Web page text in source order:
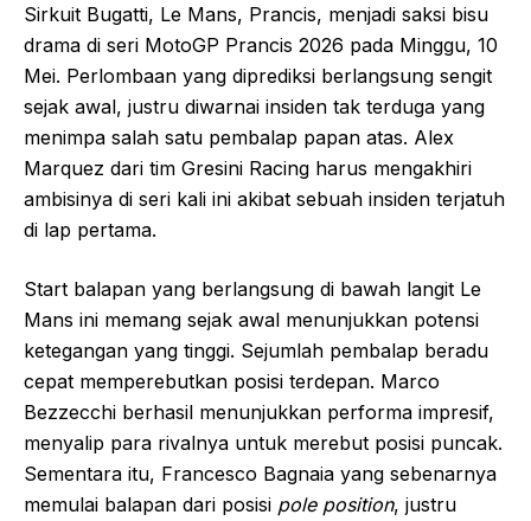
Sirkuit Bugatti, Le Mans, Prancis, menjadi saksi bisu
drama di seri MotoGP Prancis 2026 pada Minggu, 10
Mei. Perlombaan yang diprediksi berlangsung sengit
sejak awal, justru diwarnai insiden tak terduga yang
menimpa salah satu pembalap papan atas. Alex
Marquez dari tim Gresini Racing harus mengakhiri
ambisinya di seri kali ini akibat sebuah insiden terjatuh
di lap pertama.
Start balapan yang berlangsung di bawah langit Le
Mans ini memang sejak awal menunjukkan potensi
ketegangan yang tinggi. Sejumlah pembalap beradu
cepat memperebutkan posisi terdepan. Marco
Bezzecchi berhasil menunjukkan performa impresif,
menyalip para rivalnya untuk merebut posisi puncak.
Sementara itu, Francesco Bagnaia yang sebenarnya
memulai balapan dari posisi pole position, justru